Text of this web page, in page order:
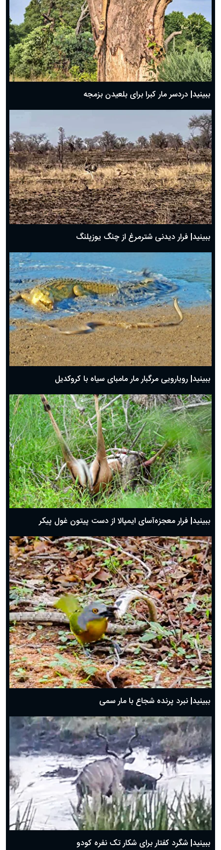
ببینید| دردسر مار کبرا برای بلعیدن بزمجه
ببینید| فرار دیدنی شترمرغ از چنگ یوزپلنگ
ببینید| رویارویی مرگبار مار مامبای سیاه با کروکدیل
ببینید| فرار معجزه‌آسای ایمپالا از دست پیتون غول پیکر
ببینید| نبرد پرنده شجاع با مار سمی
ببینید| شگرد کفتار برای شکار تک نفره کودو